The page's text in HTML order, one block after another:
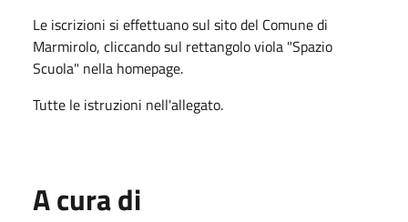
Le iscrizioni si effettuano sul sito del Comune di
Marmirolo, cliccando sul rettangolo viola "Spazio
Scuola" nella homepage.
Tutte le istruzioni nell'allegato.
A cura di